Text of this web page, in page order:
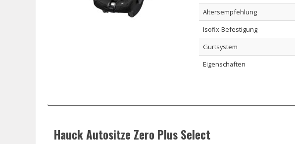
Altersempfehlung
Isofix-Befestigung
Gurtsystem
Eigenschaften
Hauck Autositze Zero Plus Select